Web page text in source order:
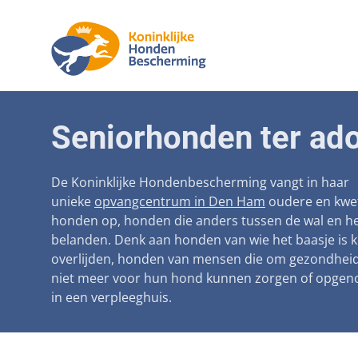
Verplichte
Seniorhonden ter
De Koninklijke Hondenbescherming vangt in haar
unieke opvangcentrum in Den Ham oudere en
honden op, honden die anders tussen de wal en
belanden. Denk aan honden van wie het baasje is
overlijden, honden van mensen die om
niet meer voor hun hond kunnen zorgen of
in een verpleeghuis.